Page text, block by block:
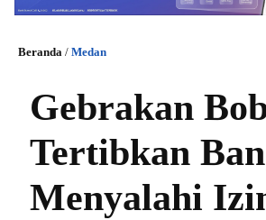
Beranda / Medan
Gebrakan
Tertibkan
Menyalahi